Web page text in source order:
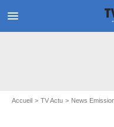
menu
Accueil TV Actu News